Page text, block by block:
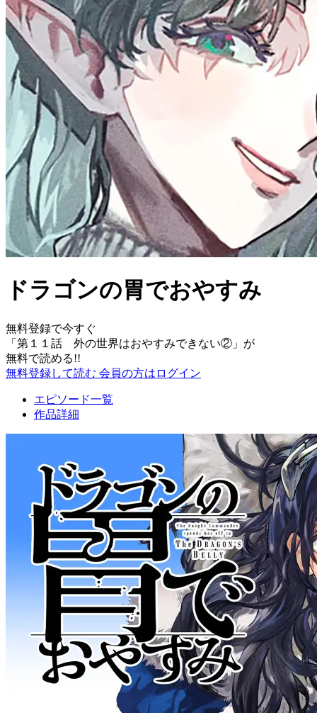
ドラゴンの胃でおやすみ
無料登録で今すぐ
「 第１１話 外の世界はおやすみできない② 」が
無料で読める!!
無料登録して読む 会員の方はログイン
エピソード一覧
作品詳細